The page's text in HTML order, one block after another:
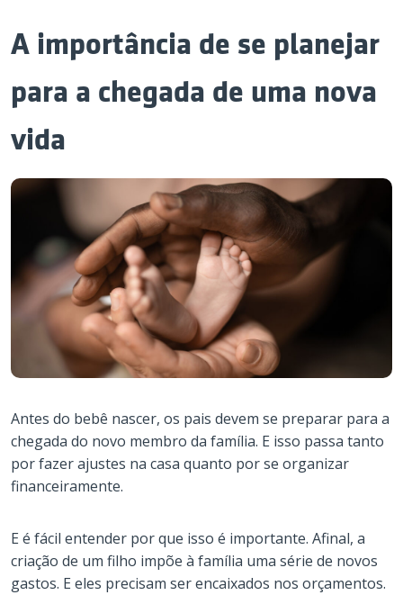
A importância de se planejar
para a chegada de uma nova
vida
Antes do bebê nascer, os pais devem se preparar para a
chegada do novo membro da família. E isso passa tanto
por fazer ajustes na casa quanto por se organizar
financeiramente.
E é fácil entender por que isso é importante. Afinal, a
criação de um filho impõe à família uma série de novos
gastos. E eles precisam ser encaixados nos orçamentos.